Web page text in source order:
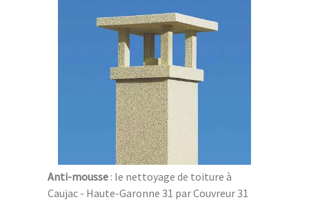
Anti-mousse : le nettoyage de toiture à
Caujac - Haute-Garonne 31 par Couvreur 31